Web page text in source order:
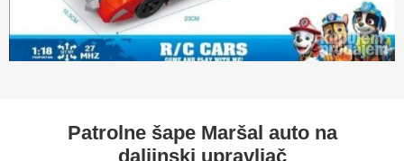
Patrolne šape Maršal auto na
daljinski upravljač